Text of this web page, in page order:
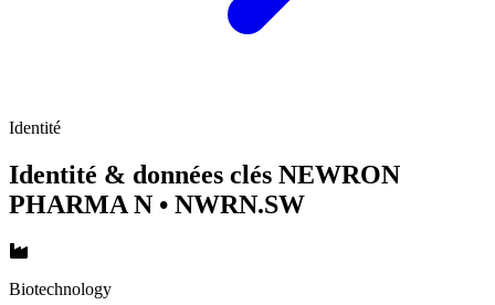
Identité
Identité & données clés NEWRON
PHARMA N • NWRN.SW
Biotechnology